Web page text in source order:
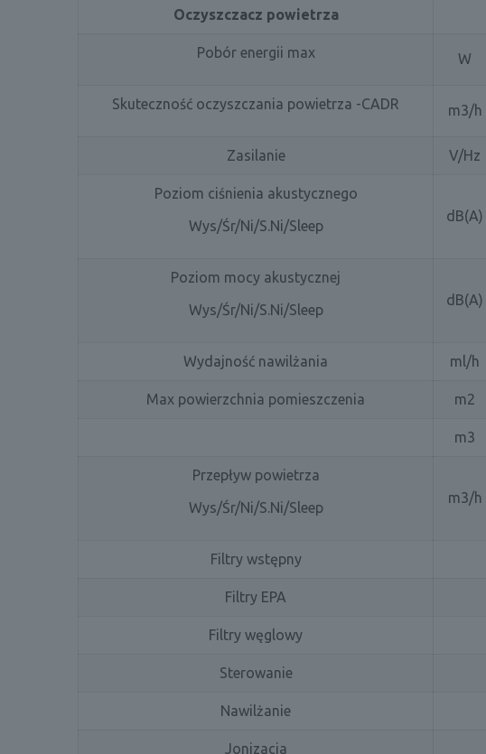
Oczyszczacz powietrza
Pobór energii max W
Skuteczność oczyszczania powietrza -CADR m3/h
Zasilanie V/Hz
Poziom ciśnienia akustycznego
Wys/Śr/Ni/S.Ni/Sleep
dB(A)
Poziom mocy akustycznej
Wys/Śr/Ni/S.Ni/Sleep
dB(A)
Wydajność nawilżania ml/h
Max powierzchnia pomieszczenia m2
m3
Przepływ powietrza
Wys/Śr/Ni/S.Ni/Sleep
m3/h
Filtry wstępny
Filtry EPA
Filtry węglowy
Sterowanie
Nawilżanie
Jonizacja